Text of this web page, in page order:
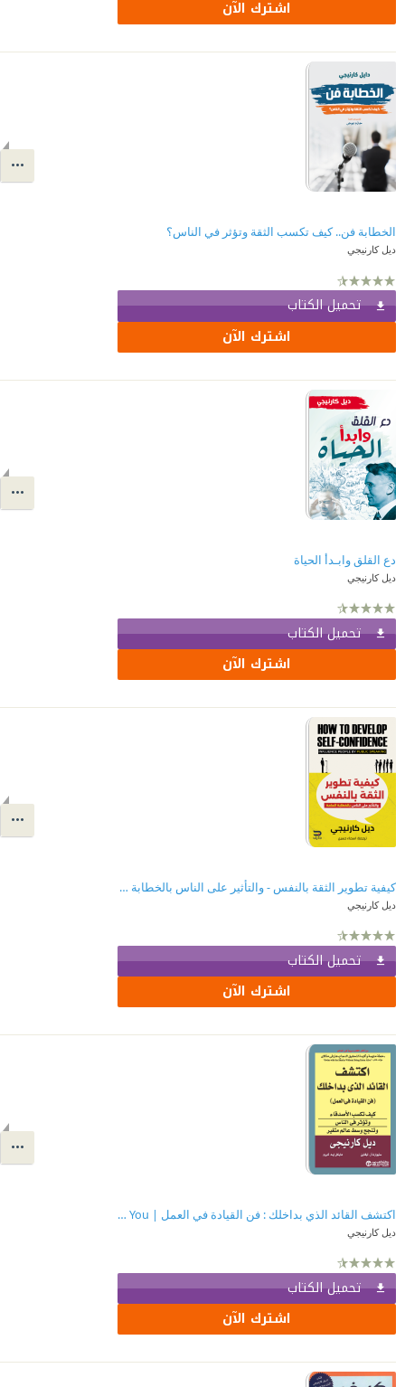
اشترك الآن
الخطابة فن.. كيف تكسب الثقة وتؤثر في الناس؟
ديل كارنيجي
تحميل الكتاب
اشترك الآن
دع القلق وابـدأ الحياة
ديل كارنيجي
تحميل الكتاب
اشترك الآن
كيفية تطوير الثقة بالنفس - والتأثير على الناس بالخطابة العامة
ديل كارنيجي
تحميل الكتاب
اشترك الآن
اكتشف القائد الذي بداخلك : فن القيادة في العمل | The Leader In You
ديل كارنيجي
تحميل الكتاب
اشترك الآن